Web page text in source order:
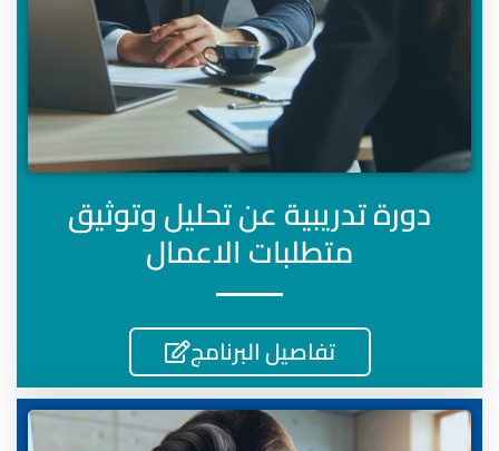
دورة تدريبية عن تحليل وتوثيق
متطلبات الاعمال
تفاصيل البرنامج